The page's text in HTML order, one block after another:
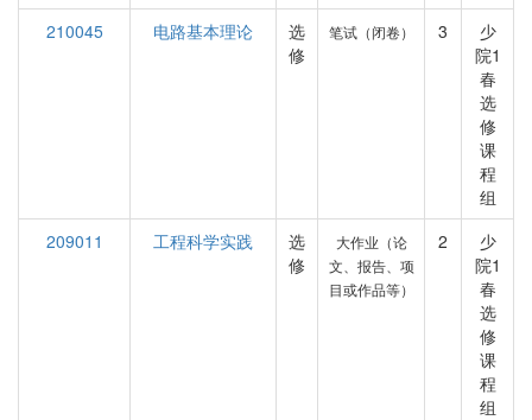
210045
电路基本理论
选
修
笔试（闭卷） 3
少
院1
春
选
修
课
程
组
209011
工程科学实践
选
修
大作业（论
文、报告、项
目或作品等）
2
少
院1
春
选
修
课
程
组